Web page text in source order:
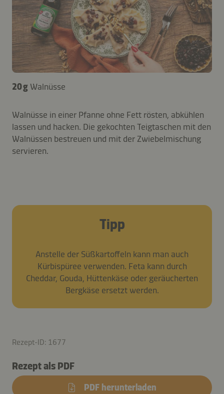
20 g Walnüsse
Walnüsse in einer Pfanne ohne Fett rösten, abkühlen
lassen und hacken. Die gekochten Teigtaschen mit den
Walnüssen bestreuen und mit der Zwiebelmischung
servieren.
Tipp
Anstelle der Süßkartoffeln kann man auch
Kürbispüree verwenden. Feta kann durch
Cheddar, Gouda, Hüttenkäse oder geräucherten
Bergkäse ersetzt werden.
Rezept-ID: 1677
Rezept als PDF
PDF herunterladen